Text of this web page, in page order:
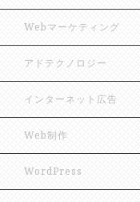
Webマーケティング
アドテクノロジー
インターネット広告
Web制作
WordPress